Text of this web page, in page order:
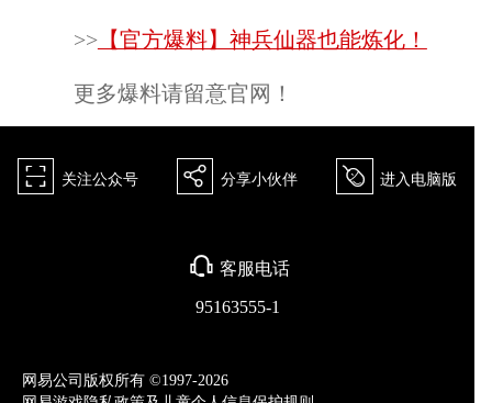
>>【官方爆料】神兵仙器也能炼化！
更多爆料请留意官网！
򰀁 关注公众号 򰀂 分享小伙伴 򰀄 进入电脑版
򰀃 客服电话
95163555-1
网易公司版权所有 ©1997-2026